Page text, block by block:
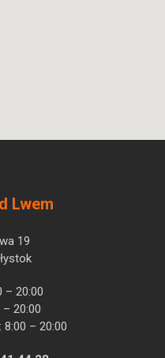
Lwem
19
– 20:00
20:00
8:00 – 20:00